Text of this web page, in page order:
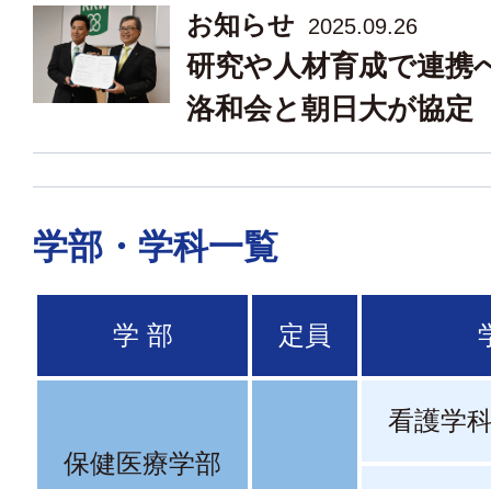
お知らせ 2025.09.26
研究や人材育成で連
洛和会と朝日大が協定
学部・学科一覧
学 部 定員
保健医療学部
看護学